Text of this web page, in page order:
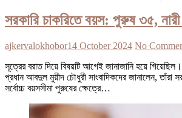
সরকারি চাকরিতে বয়স: পুরুষ ৩৫,
ajkervalokhobor14 October 2024 No
সূত্রের বরাত দিয়ে বিষয়টি আগেই জানাজানি হয়ে গিয়েছিল।
প্রধান আবদুল মুয়ীদ চৌধুরী সাংবাদিকদের জানালেন, তাঁরা
সর্বোচ্চ বয়সসীমা পুরুষের ক্ষেত্রে…